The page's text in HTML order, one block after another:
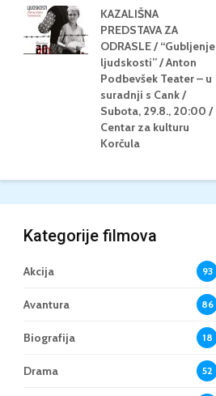
KAZALIŠNA
PREDSTAVA ZA
ODRASLE / “Gubljenje
ljudskosti” / Anton
Podbevšek Teater – u
suradnji s Cank /
Subota, 29.8., 20:00 /
Centar za kulturu
Korčula
Kategorije filmova
Akcija 93
Avantura 86
Biografija 18
Drama 52